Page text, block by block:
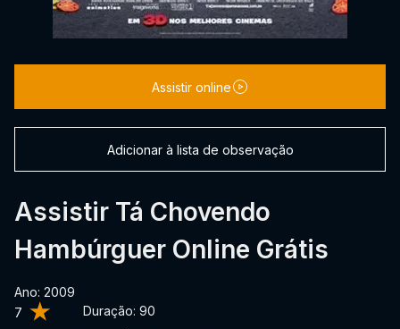
7 Duração: 90
Assistir Tá Chovendo
Hambúrguer Online Grátis
Ano: 2009
Assistir online
Adicionar à lista de observação